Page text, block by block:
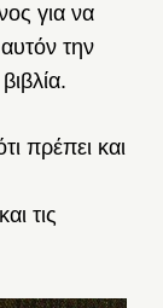
για να
την
πρέπει και
τις